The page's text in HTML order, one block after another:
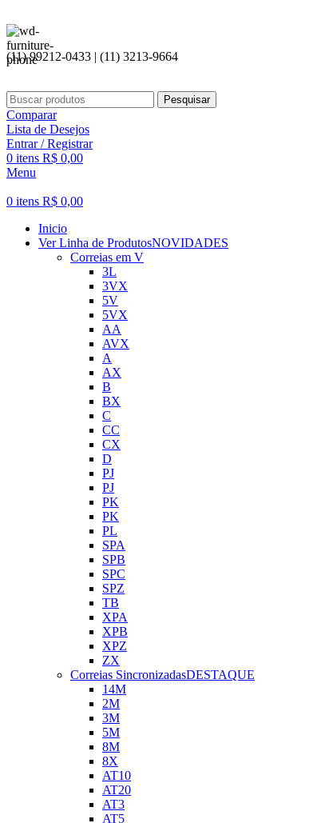
(11) 99212-0433 | (11) 3213-9664
Pesquisar
Comparar
Lista de Desejos
Entrar / Registrar
0 itens R$ 0,00
Menu
0 itens R$ 0,00
Inicio
Ver Linha de ProdutosNOVIDADES
Correias em V
3L
3VX
5V
5VX
AA
AVX
A
AX
B
BX
C
CC
CX
D
PJ
PJ
PK
PK
PL
SPA
SPB
SPC
SPZ
TB
XPA
XPB
XPZ
ZX
Correias SincronizadasDESTAQUE
14M
2M
3M
5M
8M
8X
AT10
AT20
AT3
AT5